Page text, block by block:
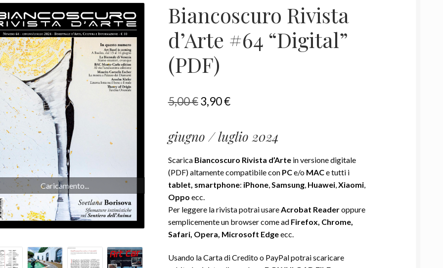
Caricamento...
Biancoscuro Rivista
d’Arte #64 “Digital”
(PDF)
5,00€Il
originale
era:
5,00 €.
3,90€Il
attuale
3,90 €.
giugno / luglio 2024
Scarica Biancoscuro Rivista d’Artein versione digitale
(PDF) altamente compatibile conPCe/o MACe tutti i
tablet, smartphone: iPhone,Samsung, Huawei,Xiaomi,
Oppo ecc.
Per leggere la rivista potrai usareAcrobat Readeroppure
semplicemente un browser come ad Firefox, Chrome,
Safari, Opera, Microsoft Edgeecc.
Usando la Carta di Credito o PayPal potrai scaricare